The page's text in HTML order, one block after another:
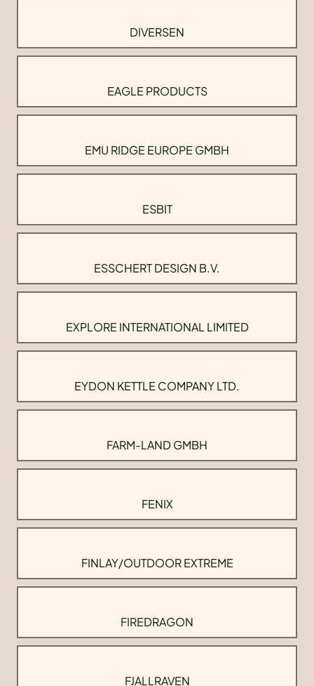
DIVERSEN
EAGLE PRODUCTS
EMU RIDGE EUROPE GMBH
ESBIT
ESSCHERT DESIGN B.V.
EXPLORE INTERNATIONAL LIMITED
EYDON KETTLE COMPANY LTD.
FARM-LAND GMBH
FENIX
FINLAY/OUTDOOR EXTREME
FIREDRAGON
FJALLRAVEN